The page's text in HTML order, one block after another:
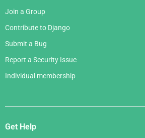
Join a Group
Contribute to Django
Submit a Bug
Report a Security Issue
Individual membership
Get Help